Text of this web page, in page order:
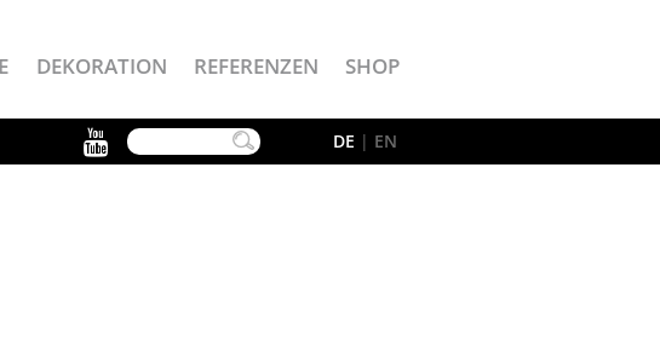
DEKORATION REFERENZEN SHOP
DE | EN
YouTube